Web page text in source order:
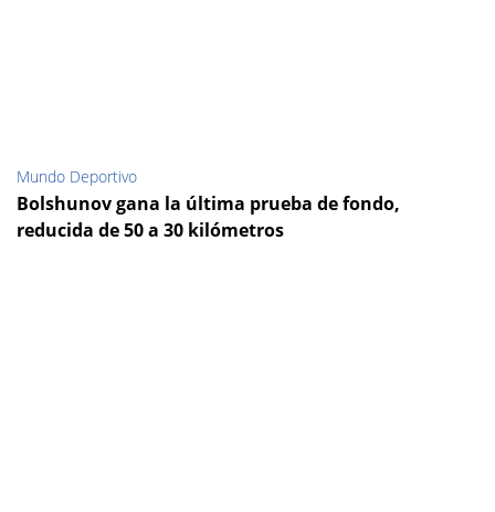
Mundo Deportivo
Bolshunov gana la última prueba de fondo,
reducida de 50 a 30 kilómetros